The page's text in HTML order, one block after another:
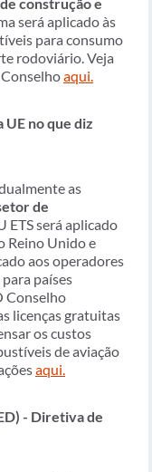
construção e
será aplicado às
para consumo
rodoviário. Veja
aqui.
UE no que diz
as
de
ETS será aplicado
Reino Unido e
aos operadores
países
Conselho
licenças gratuitas
os custos
de aviação
aqui.
- Diretiva de